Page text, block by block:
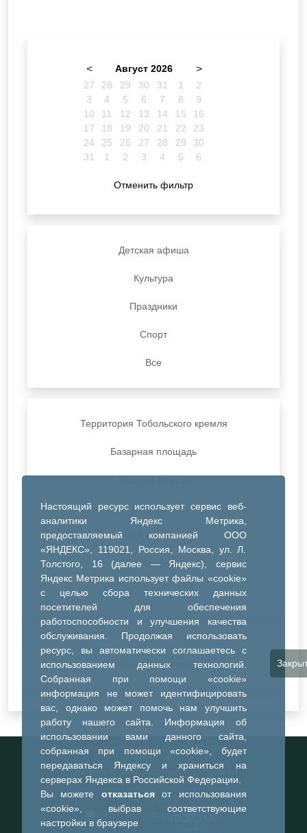
Настоящий ресурс использует сервис веб-
аналитики Яндекс Метрика,
предоставляемый компанией ООО
«ЯНДЕКС», 119021, Россия, Москва, ул. Л.
Толстого, 16 (далее — Яндекс), сервис
Яндекс Метрика использует файлы «cookie»
с целью сбора технических данных
посетителей для обеспечения
работоспособности и улучшения качества
обслуживания. Продолжая использовать
ресурс, вы автоматически соглашаетесь с
использованием данных технологий.
Собранная при помощи «cookie»
информация не может идентифицировать
вас, однако может помочь нам улучшить
работу нашего сайта. Информация об
использовании вами данного сайта,
собранная при помощи «cookie», будет
передаваться Яндексу и храниться на
серверах Яндекса в Российской Федерации.
Вы можете отказатьсяот использования
«cookie», выбрав соответствующие
настройки в браузере
< Август 2026 >
27 28 29 30 31 1
2
3
4 5 6 7 8
9
10
11 12 13 14 15
16
17
18 19 20 21 22
23
24
25 26 27 28 29
30
31
1 2 3 4 5 6
Отменить фильтр
Детская афиша
Культура
Праздники
Спорт
Все
Территория Тобольского кремля
Базарная площадь
ДК Синтез
ДК Речник
ДК Водник
Иное
Очистить все фильтры
Информационный портал города
Тобольска
При использовании материалов ссылка на
портал обязательна
©2023-2026